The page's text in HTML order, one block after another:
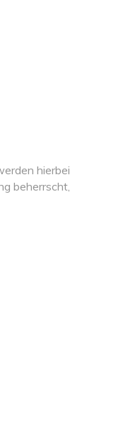
hierbei
beherrscht,